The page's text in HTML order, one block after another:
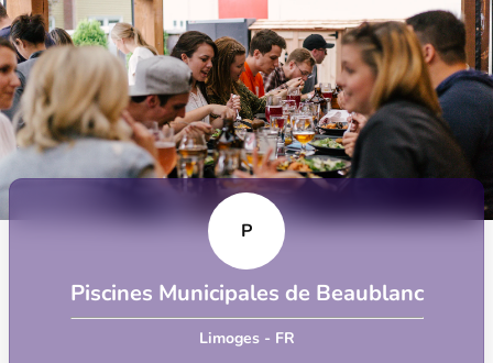
P
Piscines Municipales de Beaublanc
Limoges - FR